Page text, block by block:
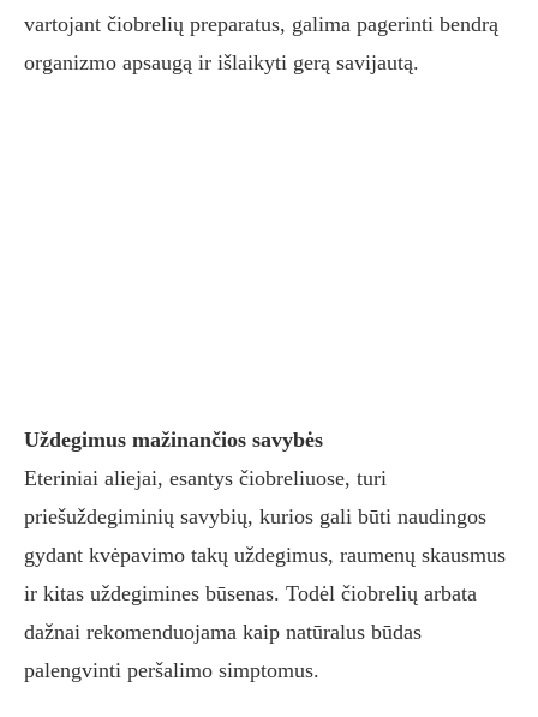
vartojant čiobrelių preparatus, galima pagerinti bendrą
organizmo apsaugą ir išlaikyti gerą savijautą.
Uždegimus mažinančios savybės
Eteriniai aliejai, esantys čiobreliuose, turi
priešuždegiminių savybių, kurios gali būti naudingos
gydant kvėpavimo takų uždegimus, raumenų skausmus
ir kitas uždegimines būsenas. Todėl čiobrelių arbata
dažnai rekomenduojama kaip natūralus būdas
palengvinti peršalimo simptomus.